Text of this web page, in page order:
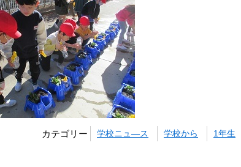
カテゴリー 学校ニュ―ス 学校から 1年生